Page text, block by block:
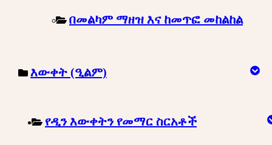
በመልካም ማዘዝ እና ከመጥፎ መከልከል
እውቀት (ዒልም)
የዲን እውቀትን የመማር ስርአቶች